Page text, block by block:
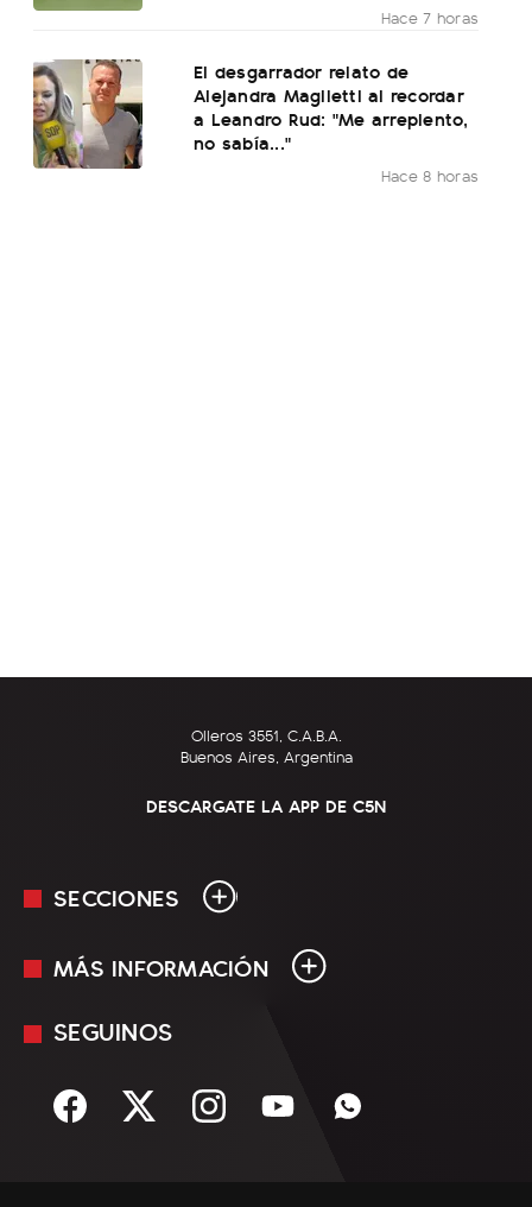
Hace 7 horas
El desgarrador relato de
Alejandra Maglietti al recordar
a Leandro Rud: "Me arrepiento,
no sabía..."
Hace 8 horas
Olleros 3551, C.A.B.A.
Buenos Aires, Argentina
DESCARGATE LA APP DE C5N
SECCIONES
En Vivo
Sociedad
MÁS INFORMACIÓN
Mediakit
Términos y condiciones
SEGUINOS